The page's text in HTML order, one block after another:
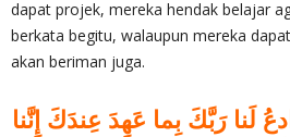
dapat projek, mereka hendak belajar
berkata begitu, walaupun mereka
akan beriman juga.
لَنا رَبَّكَ بِما عَهِدَ عِندَكَ إِنَّنا